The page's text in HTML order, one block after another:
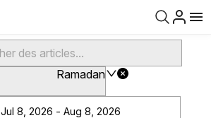
Ramadan
Jul 8, 2026 - Aug 8, 2026